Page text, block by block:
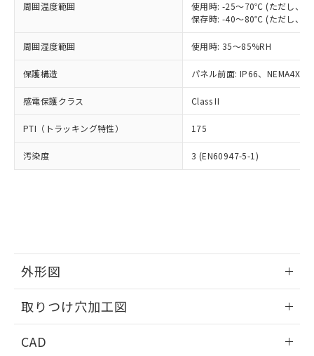
周囲温度範囲
使用時: -25～70℃ (ただし、氷
保存時: -40～80℃ (ただし、氷
周囲湿度範囲 使用時: 35～85%RH
保護構造 パネル前面: IP66、NEMA4X,
感電保護クラス Class II
PTI（トラッキング特性） 175
汚染度 3 (EN60947-5-1)
外形図
取りつけ穴加工図
CAD
正式な納期状況および標準価格はお客
様のお取引先、またはお客様担当のオ
ムロン制御機器販売店・当社販売員に
オムロン制御機器販売店や当社販売拠
販売ネットワーク
」をご確認
ください。
在庫状況および標準価格結果を当社の
事前の承諾なく第三者に漏洩または開
マイパーツ機能（部品リスト作成サー
および当社の共同利用者が、当社の製
※当社の共同利用者とは、
の共同利用に関して"
の「1.共同利
(PBDE) 1000ppm以下、フタル酸ビス(2-エチルヘキシ
ル) (DEHP)(別名：DOP) 1000ppm以下、フタル酸ブチ
ルベンジル（BBP） 1000ppm以下、フタル酸ジブチル
（DBP） 1000ppm以下、フタル酸ジイソブチル
(DIBP) 1000ppm以下
フタル酸エステル類の４物質については閾値を超える意
図的な使用がないことを確認しています。
※2 対応予定月
部品在庫の切り替え状況などにより、予定
月が前後することがあります。
とができます。
EU RoHS指令（10物質）の非含有証明書
ニル類) : 1000ppm、 PBDEs(ポリ臭化ジフェニルエーテ
DBP(フタル酸ジブチル) : 1000ppm、 DIBP(フタル酸ジ
イソブチル) : 1000ppm、 BBP(フタル酸ブチルベンジ
ル) : 1000ppm、
DEHP(フタル酸ビス(2-エチルヘキシル)) : 1000ppm
※2 環境保護使用期限
「ｅ」：有害物質（10物質）のすべてが基
準値以下であることを示します。
「10」：通常の使用状況下において有害物
質が外部に漏えいし、環境に深刻な影響を
当社は規制貨物を破棄する場合は、完
全に破砕するなど、違法に輸出されな
いよう必要な手段を講じます。
ル、化学兵器、生物兵器またはその他
武器並びにこれらの製造装置等に一切
使用いたしません。
当社は、貴社製品を第三者に販売する
場合は、上記1、2および3の内容を当
該第三者に通知します。また当社は、
販売先および販売に係わる関係者が違
法に輸出するおそれがある場合は、取
○ 一定数以上の在庫あり
一定数には満たないが在庫あり
在庫なし(最新の在庫状況につ
いては、お客様のお取引先、ま
たはお客様担当のオムロン制御
機器販売店・当社販売員にご確
認ください)
受注生産機種、また在庫状況の